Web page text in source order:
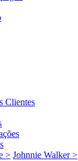
Clientes
> Johnnie Walker >